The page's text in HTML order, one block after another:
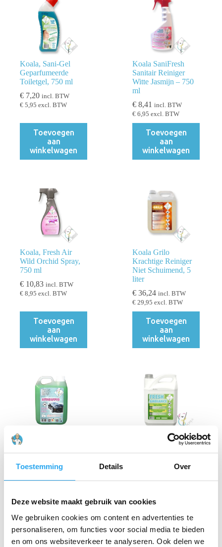
Toestemming Details Over
Deze website maakt gebruik van cookies
We gebruiken cookies om content en advertenties te
personaliseren, om functies voor social media te bieden
en om ons websiteverkeer te analyseren. Ook delen we
Koala, Sani-Gel
Geparfumeerde
Toiletgel, 750 ml
€ 7,20 incl. BTW
€ 5,95 excl. BTW
Toevoegen
aan
winkelwagen
Koala SaniFresh
Sanitair Reiniger
Witte Jasmijn – 750
ml
€ 8,41 incl. BTW
€ 6,95 excl. BTW
Toevoegen
aan
winkelwagen
Koala, Fresh Air
Wild Orchid Spray,
750 ml
€ 10,83 incl. BTW
€ 8,95 excl. BTW
Toevoegen
aan
winkelwagen
Koala Grilo
Krachtige Reiniger
Niet Schuimend, 5
liter
€ 36,24 incl. BTW
€ 29,95 excl. BTW
Toevoegen
aan
winkelwagen
Koala
€6,95excl. BTW
Toevoegen
winkelwagen
Koala Fresh
incl. BTW
Toevoegen
winkelwagen